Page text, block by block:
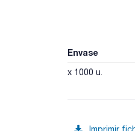
Envase
x 1000 u.
Imprimir